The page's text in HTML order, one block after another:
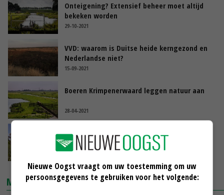
Onteigening? Extensief beheer moet altijd
bekeken worden
29-10-2021
VVD: waarom is Duitse heide kerngezond en
Nederlandse niet?
15-09-2021
Boeren Krimpenerwaard leggen natuur aan
28-04-2021
IVN Natuureducatie: 'Laat woningbouw,
natuur en landbouw samengaan'
14-01-2021
MARKTPRIJZEN
Nieuwe Oogst vraagt om uw toestemming om uw
persoonsgegevens te gebruiken voor het volgende: